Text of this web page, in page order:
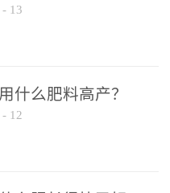
配方施肥。1、苗期冲施、
5kg/亩/次配合大量元素水
- 13
什么肥料高产？
- 12